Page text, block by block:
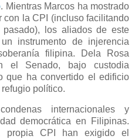
. Mientras Marcos ha mostrado
con la CPI (incluso facilitando
los aliados de este
instrumento de injerencia
filipina. Dela Rosa
el Senado, bajo custodia
que ha convertido el edificio
político.
internacionales y
democrática en Filipinas.
CPI han exigido el